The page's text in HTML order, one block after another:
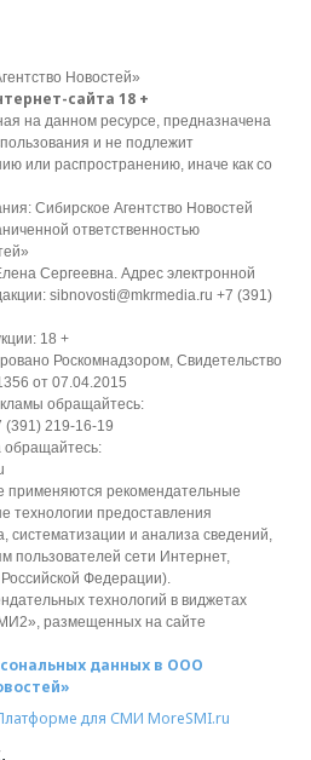
Новостей»
сайта 18 +
на данном ресурсе, предназначена
и не подлежит
или распространению, иначе как со
Сибирское Агентство Новостей
ответственностью
Сергеевна. Адрес электронной
sibnovosti@mkrmedia.ru +7 (391)
18 +
Роскомнадзором, Свидетельство
от 07.04.2015
обращайтесь:
(391) 219-16-19
обращайтесь:
рекомендательные
технологии предоставления
систематизации и анализа сведений,
пользователей сети Интернет,
Федерации).
технологий в виджетах
размещенных на сайте
данных в ООО
для СМИ MoreSMI.ru
,